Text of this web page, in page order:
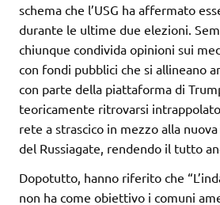
schema che l’USG ha affermato
durante le ultime due elezioni.
chiunque condivida opinioni sui
con fondi pubblici che si allineano
con parte della piattaforma di
teoricamente ritrovarsi
rete a strascico in mezzo alla
del Russiagate, rendendo il tutto
Dopotutto, hanno riferito che
non ha come obiettivo i comuni